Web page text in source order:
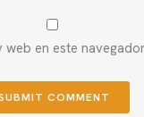
en este